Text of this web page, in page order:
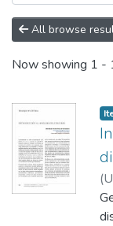
All browse
Now showing 1 -
(